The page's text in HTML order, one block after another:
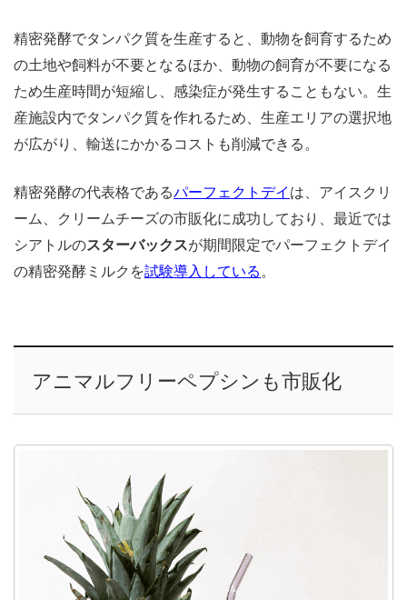
精密発酵でタンパク質を生産すると、動物を飼育するため
の土地や飼料が不要となるほか、動物の飼育が不要になる
ため生産時間が短縮し、感染症が発生することもない。生
産施設内でタンパク質を作れるため、生産エリアの選択地
が広がり、輸送にかかるコストも削減できる。
精密発酵の代表格であるパーフェクトデイ は、アイスクリ
ーム、クリームチーズの市販化に成功しており、最近では
シアトルのスターバックスが期間限定でパーフェクトデイ
の精密発酵ミルクを試験導入している 。
アニマルフリーペプシンも市販化